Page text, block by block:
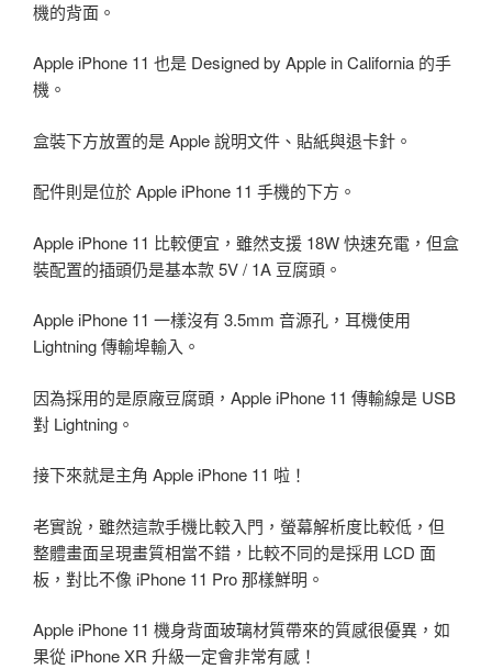
機的背面。
Apple iPhone 11 也是 Designed by Apple in California 的手
機。
盒裝下方放置的是 Apple 說明文件、貼紙與退卡針。
配件則是位於 Apple iPhone 11 手機的下方。
Apple iPhone 11 比較便宜，雖然支援 18W 快速充電，但盒
裝配置的插頭仍是基本款 5V / 1A 豆腐頭。
Apple iPhone 11 一樣沒有 3.5mm 音源孔，耳機使用
Lightning 傳輸埠輸入。
因為採用的是原廠豆腐頭，Apple iPhone 11 傳輸線是 USB
對 Lightning。
接下來就是主角 Apple iPhone 11 啦！
老實說，雖然這款手機比較入門，螢幕解析度比較低，但
整體畫面呈現畫質相當不錯，比較不同的是採用 LCD 面
板，對比不像 iPhone 11 Pro 那樣鮮明。
Apple iPhone 11 機身背面玻璃材質帶來的質感很優異，如
果從 iPhone XR 升級一定會非常有感！